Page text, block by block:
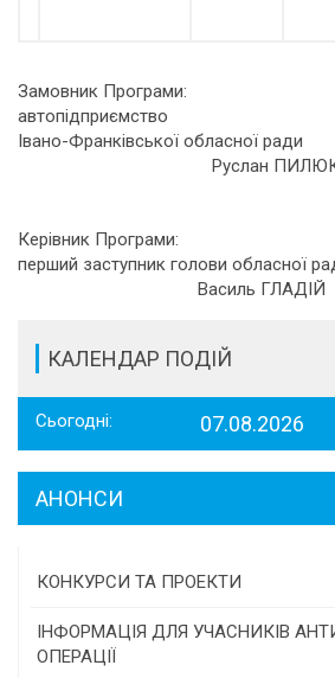
Замовник Програми:
автопідприємство
Івано-Франківської
Руслан
Керівник Програми:
перший заступник голови
Василь ГЛАДІЙ
КАЛЕНДАР ПОДІЙ
Сьогодні: 07.08.2026
АНОНСИ
КОНКУРСИ ТА ПРОЕКТИ
Конкурс проектів та програм
самоврядування
ІНФОРМАЦІЯ ДЛЯ УЧАСНИКІВ
ОПЕРАЦІЇ